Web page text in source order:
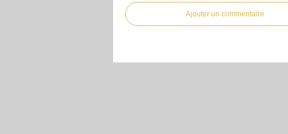
Ajouter un commentaire